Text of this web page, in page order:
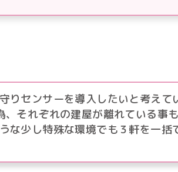
りセンサーを導入したいと考えて
それぞれの建屋が離れている事
な少し特殊な環境でも３軒を一括